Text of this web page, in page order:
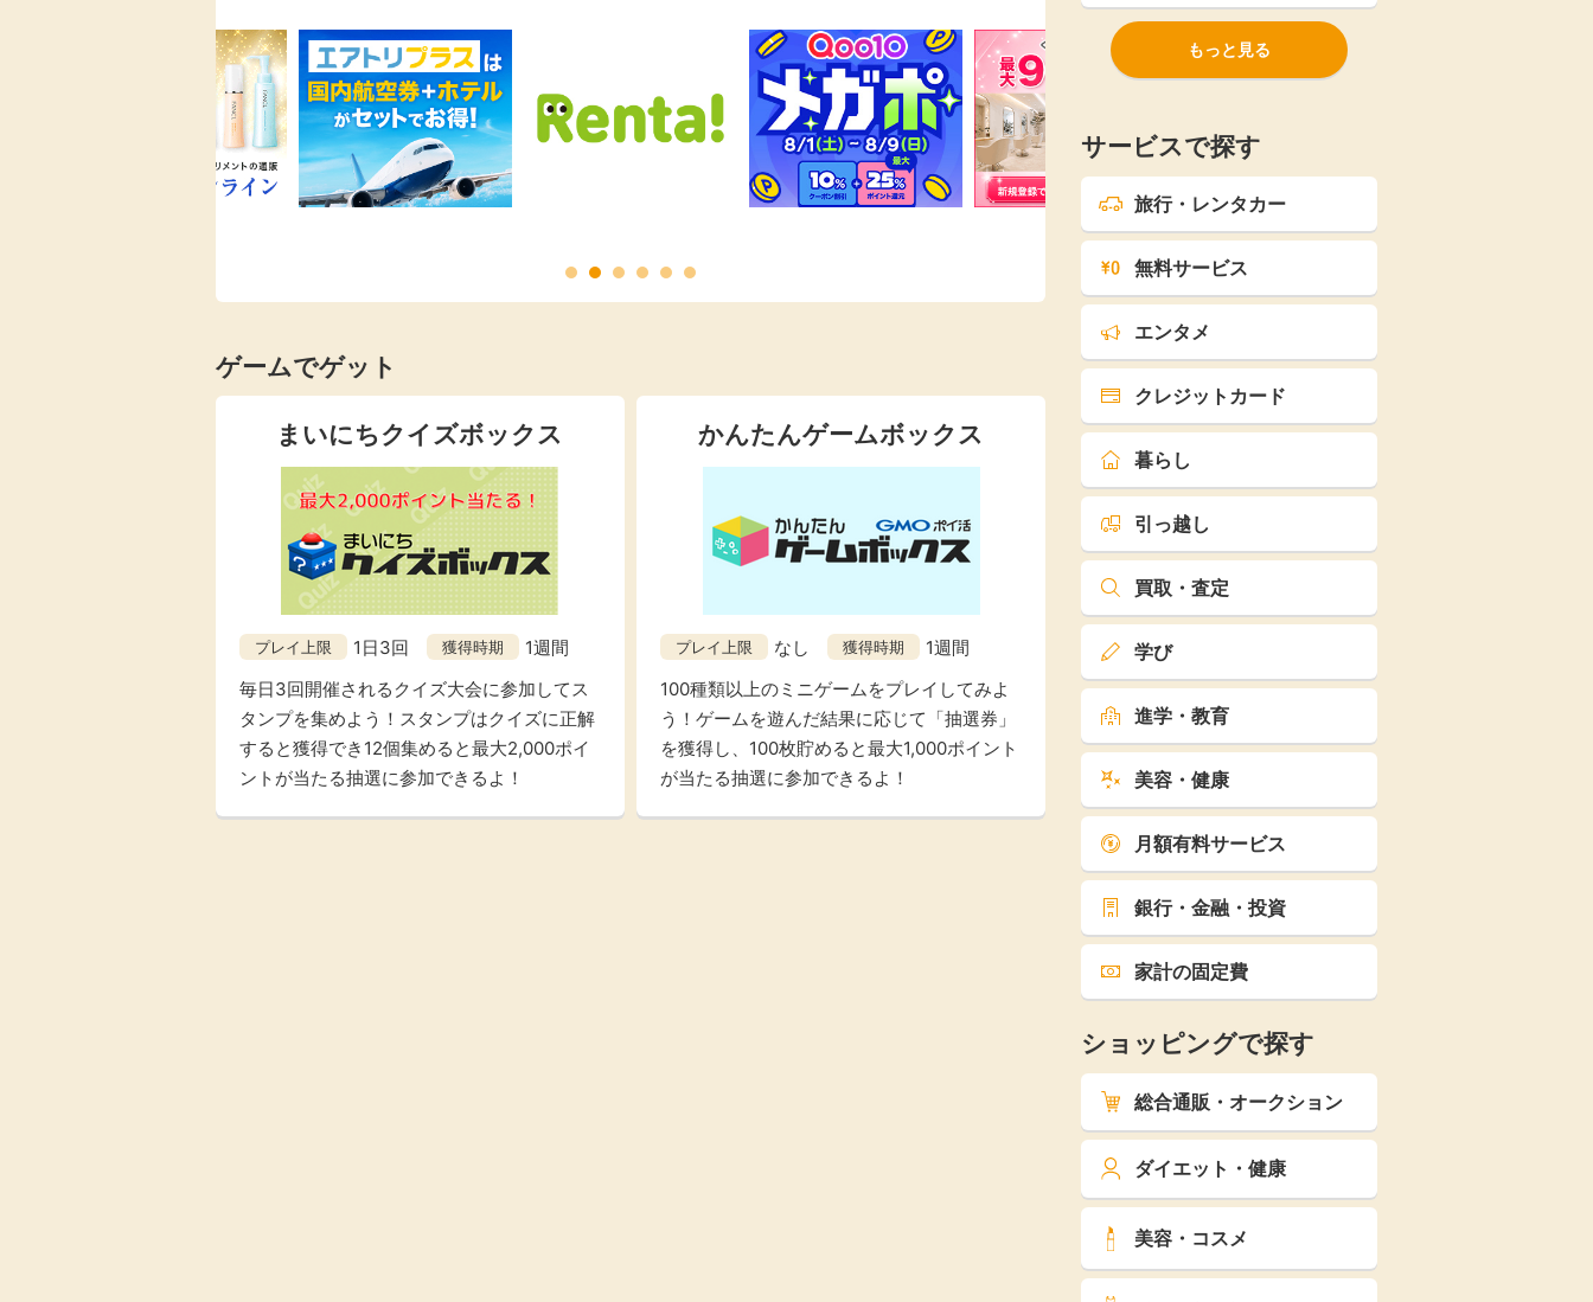
ゲームでゲット
まいにちクイズボックス
プレイ上限 1日3回 獲得時期
1週間
毎日3回開催されるクイズ大会に参加してス
タンプを集めよう！スタンプはクイズに正解
すると獲得でき12個集めると最大2,000ポイ
ントが当たる抽選に参加できるよ！
かんたんゲームボックス
プレイ上限 なし 獲得時期
1週間
100種類以上のミニゲームをプレイしてみよ
う！ゲームを遊んだ結果に応じて「抽選券」
を獲得し、100枚貯めると最大1,000ポイント
が当たる抽選に参加できるよ！
もっと見る
サービスで探す
旅行・レンタカー
無料サービス
エンタメ
クレジットカード
暮らし
引っ越し
買取・査定
学び
進学・教育
美容・健康
月額有料サービス
銀行・金融・投資
家計の固定費
ショッピングで探す
総合通販・オークション
ダイエット・健康
美容・コスメ